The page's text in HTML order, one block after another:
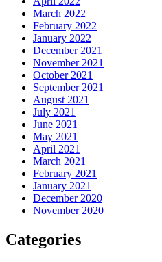
March 2022
February 2022
January 2022
December 2021
November 2021
October 2021
September 2021
August 2021
July 2021
June 2021
May 2021
April 2021
March 2021
February 2021
January 2021
December 2020
November 2020
Categories